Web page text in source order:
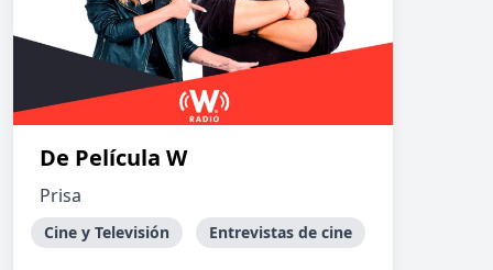
De Película W
Prisa
Cine y Televisión Entrevistas de cine